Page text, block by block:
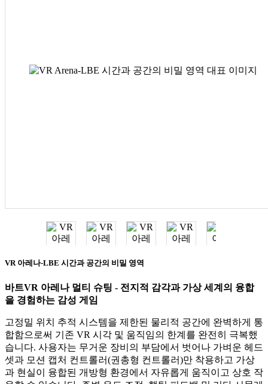
VR 아레나-LBE 시간과 공간의 비밀 영역
바트VR 아레나 멀티 슈팅 - 전지적 감각과 가상 세계의 융합
을 경험하는 감성 게임
고정밀 위치 추적 시스템을 제한된 물리적 공간에 완벽하게 통
합함으로써 기존 VR 시각 및 움직임의 한계를 완전히 극복했
습니다. 사용자는 무거운 장비의 부담에서 벗어나 가벼운 헤드
셋과 모션 캡처 컨트롤러(권총형 컨트롤러)만 착용하고 가상
과 현실이 융합된 개방형 환경에서 자유롭게 움직이고 상호 작